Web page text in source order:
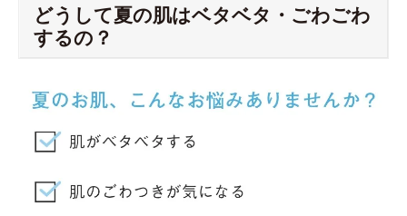
どうして夏の肌はベタベタ・ごわごわ
するの？